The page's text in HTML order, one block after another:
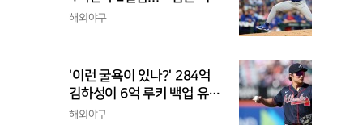
최다 5연패
해외야구
'이런 굴욕이 있나?' 284억
김하성이 6억 루키 백업 유격
수라니...자비스, 수비도 김하
해외야구